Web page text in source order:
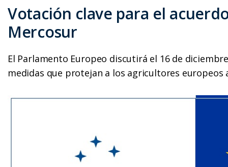
Votación clave para el
Mercosur
El Parlamento Europeo discutirá el 16 de
medidas que protejan a los agricultores